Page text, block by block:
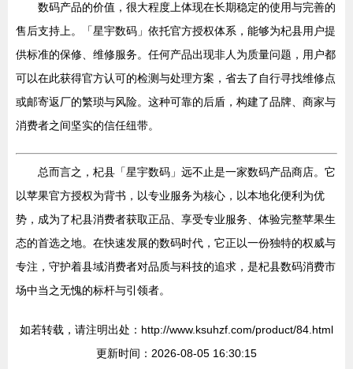
数码产品的价值，很大程度上体现在长期稳定的使用与完善的
售后支持上。「星宇数码」依托官方授权体系，能够为杞县用户提
供标准的保修、维修服务。任何产品出现非人为质量问题，用户都
可以在此获得官方认可的检测与处理方案，省去了自行寻找维修点
或邮寄返厂的繁琐与风险。这种可靠的后盾，构建了品牌、商家与
消费者之间坚实的信任纽带。
总而言之，杞县「星宇数码」远不止是一家数码产品商店。它
以苹果官方授权为背书，以专业服务为核心，以本地化便利为优
势，成为了杞县消费者获取正品、享受专业服务、体验完整苹果生
态的首选之地。在快速发展的数码时代，它正以一份独特的权威与
专注，守护着县域消费者对品质与科技的追求，是杞县数码消费市
场中当之无愧的标杆与引领者。
如若转载，请注明出处：http://www.ksuhzf.com/product/84.html
更新时间：2026-08-05 16:30:15